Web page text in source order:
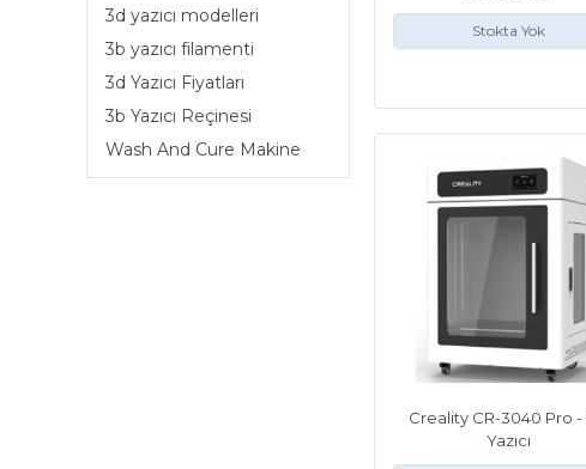
3d yazıcı modelleri
3b yazıcı filamenti
3d Yazıcı Fiyatları
3b Yazıcı Reçinesi
Wash And Cure Makine
Stokta Yok
Creality CR-3040 Pro -
Yazıcı